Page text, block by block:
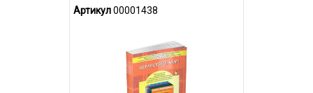
Артикул00001438